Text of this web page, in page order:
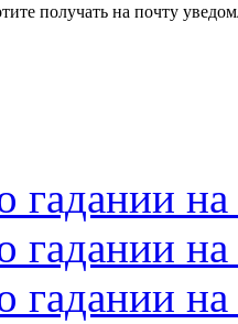
получать на почту
гадании на
гадании на
гадании на